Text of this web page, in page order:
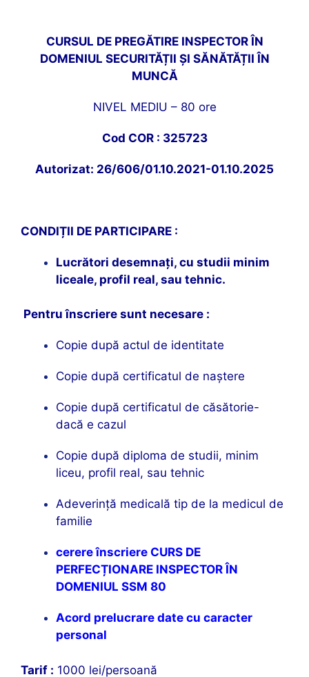
CURSUL DE PREGĂTIRE INSPECTOR ÎN
DOMENIUL SECURITĂȚII ȘI SĂNĂTĂȚII ÎN
MUNCĂ
NIVEL MEDIU – 80 ore
Cod COR : 325723
Autorizat: 26/606/01.10.2021-01.10.2025
CONDIȚII DE PARTICIPARE :
Lucrători desemnați, cu studii minim
liceale, profil real, sau tehnic.
Pentru înscriere sunt necesare :
Copie după actul de identitate
Copie după certificatul de naștere
Copie după certificatul de căsătorie-
dacă e cazul
Copie după diploma de studii, minim
liceu, profil real, sau tehnic
Adeverinţă medicală tip de la medicul de
familie
cerere înscriere CURS DE
PERFECȚIONARE INSPECTOR ÎN
DOMENIUL SSM 80
Acord prelucrare date cu caracter
personal
Tarif : 1000 lei/persoană